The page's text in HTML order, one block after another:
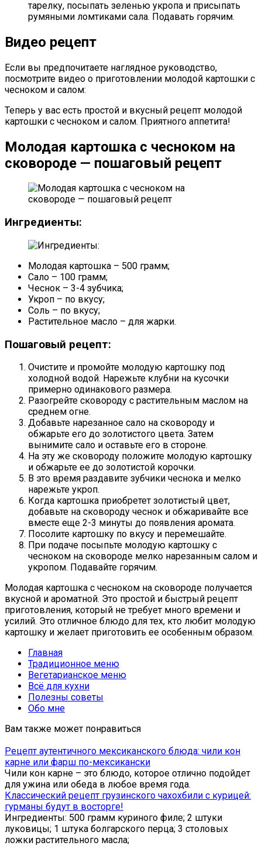
тарелку, посыпать зеленью укропа и присыпать
румяными ломтиками сала. Подавать горячим.
Видео рецепт
Если вы предпочитаете наглядное руководство,
посмотрите видео о приготовлении молодой картошки с
чесноком и салом:
Теперь у вас есть простой и вкусный рецепт молодой
картошки с чесноком и салом. Приятного аппетита!
Молодая картошка с чесноком на
сковороде — пошаговый рецепт
Ингредиенты:
Молодая картошка – 500 грамм;
Сало – 100 грамм;
Чеснок – 3-4 зубчика;
Укроп – по вкусу;
Соль – по вкусу;
Растительное масло – для жарки.
Пошаговый рецепт:
Очистите и промойте молодую картошку под
холодной водой. Нарежьте клубни на кусочки
примерно одинакового размера.
Разогрейте сковороду с растительным маслом на
среднем огне.
Добавьте нарезанное сало на сковороду и
обжарьте его до золотистого цвета. Затем
вынимите сало и оставьте его в стороне.
На эту же сковороду положите молодую картошку
и обжарьте ее до золотистой корочки.
В это время раздавите зубчики чеснока и мелко
нарежьте укроп.
Когда картошка приобретет золотистый цвет,
добавьте на сковороду чеснок и обжаривайте все
вместе еще 2-3 минуты до появления аромата.
Посолите картошку по вкусу и перемешайте.
При подаче посыпьте молодую картошку с
чесноком на сковороде мелко нарезанным салом и
укропом. Подавайте горячим.
Молодая картошка с чесноком на сковороде получается
вкусной и ароматной. Это простой и быстрый рецепт
приготовления, который не требует много времени и
усилий. Это отличное блюдо для тех, кто любит молодую
картошку и желает приготовить ее особенным образом.
Главная
Традиционное меню
Вегетарианское меню
Всё для кухни
Полезны советы
Обо мне
Вам также может понравиться
Рецепт аутентичного мексиканского блюда: чили кон
карне или фарш по-мексикански
Чили кон карне – это блюдо, которое отлично подойдет
для ужина или обеда в любое время года.
Классический рецепт грузинского чахохбили с курицей:
гурманы будут в восторге!
Ингредиенты: 500 грамм куриного филе; 2 штуки
луковицы; 1 штука болгарского перца; 3 столовых
ложки растительного масла;